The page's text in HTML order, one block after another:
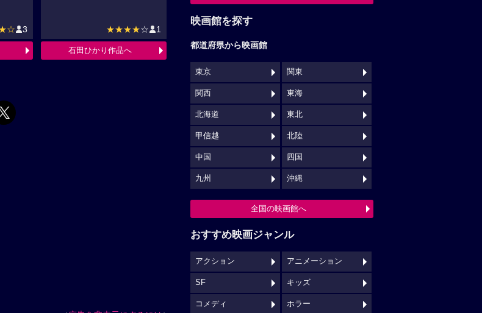
3 ★★★★☆ 1
石田ひかり作品へ
映画館を探す
都道府県から映画館
東京 関東
関西 東海
北海道 東北
甲信越 北陸
中国 四国
九州 沖縄
全国の映画館へ
おすすめ映画ジャンル
アクション アニメーション
SF キッズ
コメディ ホラー